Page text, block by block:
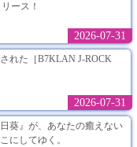
ース！
2026-07-31
れた［B7KLAN J-ROCK
2026-07-31
葵』が、あなたの癒えない
にしてゆく。